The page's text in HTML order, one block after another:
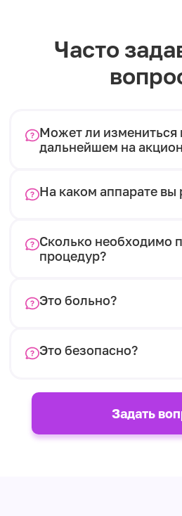
Часто
Может ли измениться
дальнейшем на
На каком аппарате вы
Сколько необходимо
процедур?
Это больно?
Это безопасно?
Задать